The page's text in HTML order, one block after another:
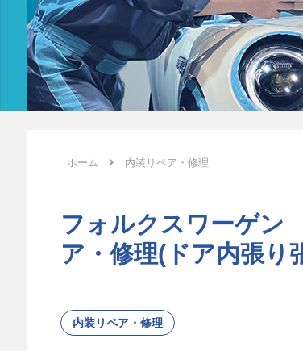
ホーム 内装リペア・修理
フォルクスワーゲン
ア・修理(ドア内張り
内装リペア・修理